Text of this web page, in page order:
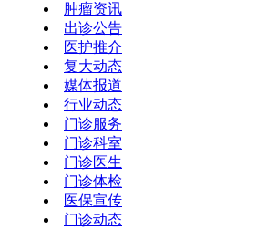
肿瘤资讯
出诊公告
医护推介
复大动态
媒体报道
行业动态
门诊服务
门诊科室
门诊医生
门诊体检
医保宣传
门诊动态